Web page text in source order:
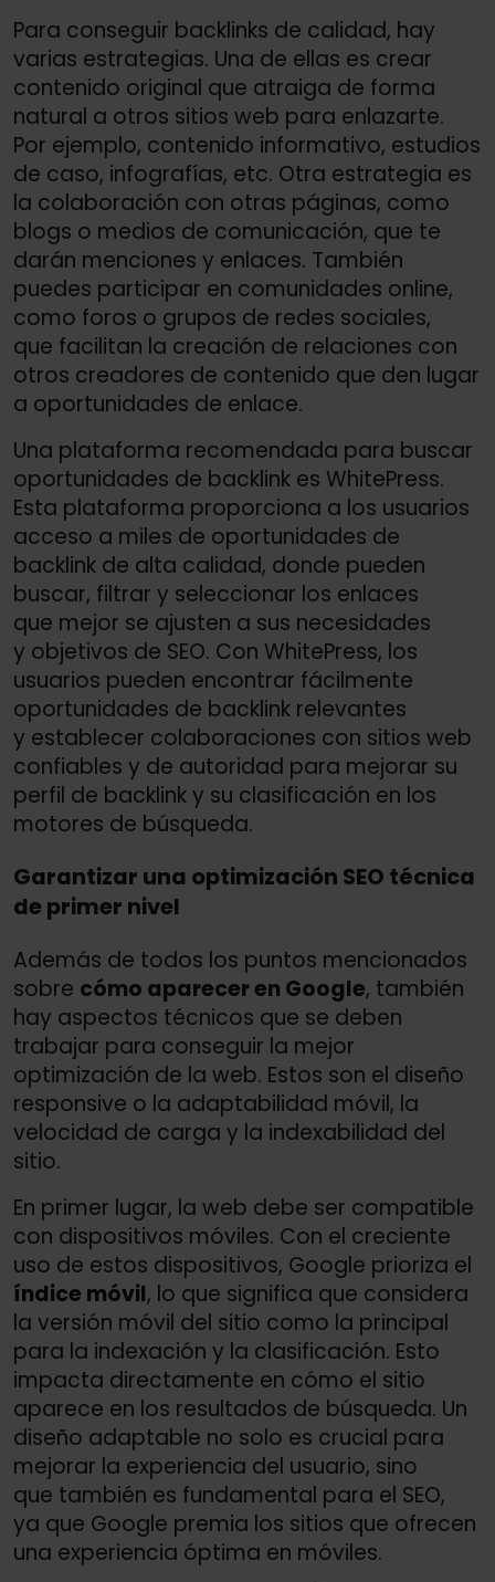
Para conseguir backlinks de calidad, hay
varias estrategias. Una de ellas es crear
contenido original que atraiga de forma
natural a otros sitios web para enlazarte.
Por ejemplo, contenido informativo, estudios
de caso, infografías, etc. Otra estrategia es
la colaboración con otras páginas, como
blogs o medios de comunicación, que te
darán menciones y enlaces. También
puedes participar en comunidades online,
como foros o grupos de redes sociales,
que facilitan la creación de relaciones con
otros creadores de contenido que den lugar
a oportunidades de enlace.
Una plataforma recomendada para buscar
oportunidades de backlink es WhitePress.
Esta plataforma proporciona a los usuarios
acceso a miles de oportunidades de
backlink de alta calidad, donde pueden
buscar, filtrar y seleccionar los enlaces
que mejor se ajusten a sus necesidades
y objetivos de SEO. Con WhitePress, los
usuarios pueden encontrar fácilmente
oportunidades de backlink relevantes
y establecer colaboraciones con sitios web
confiables y de autoridad para mejorar su
perfil de backlink y su clasificación en los
motores de búsqueda.
Garantizar una optimización SEO técnica
de primer nivel
Además de todos los puntos mencionados
sobre cómo aparecer en Google, también
hay aspectos técnicos que se deben
trabajar para conseguir la mejor
optimización de la web. Estos son el diseño
responsive o la adaptabilidad móvil, la
velocidad de carga y la indexabilidad del
sitio.
En primer lugar, la web debe ser compatible
con dispositivos móviles. Con el creciente
uso de estos dispositivos, Google prioriza el
índice móvil, lo que significa que considera
la versión móvil del sitio como la principal
para la indexación y la clasificación. Esto
impacta directamente en cómo el sitio
aparece en los resultados de búsqueda. Un
diseño adaptable no solo es crucial para
mejorar la experiencia del usuario, sino
que también es fundamental para el SEO,
ya que Google premia los sitios que ofrecen
una experiencia óptima en móviles.